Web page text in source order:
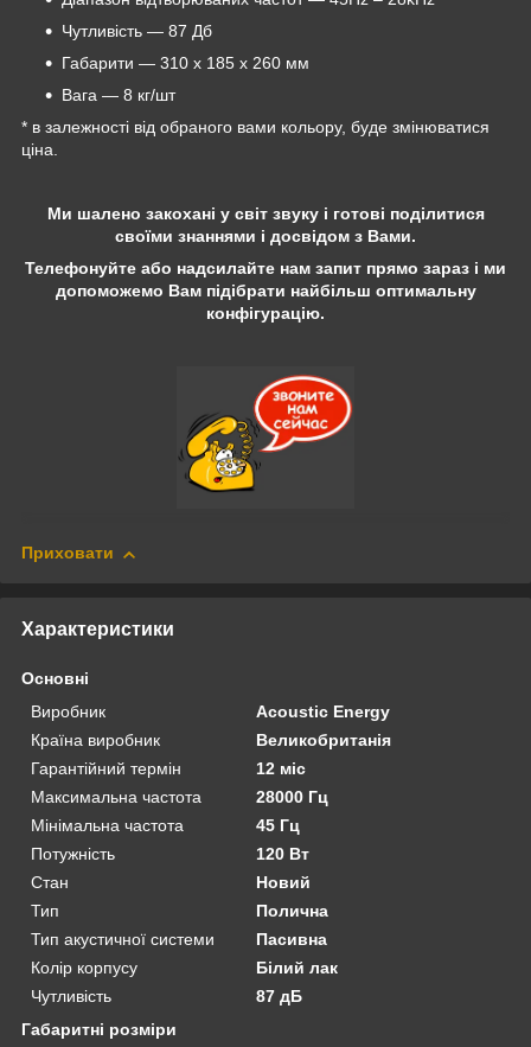
Чутливість — 87 Дб
Габарити — 310 x 185 x 260 мм
Вага — 8 кг/шт
* в залежності від обраного вами кольору, буде змінюватися
ціна.
Ми шалено закохані у світ звуку і готові поділитися
своїми знаннями і досвідом з Вами.
Телефонуйте або надсилайте нам запит прямо зараз і ми
допоможемо Вам підібрати найбільш оптимальну
конфігурацію.
Приховати
Характеристики
Основні
Виробник
Acoustic Energy
Країна виробник
Великобританія
Гарантійний термін
12 міс
Максимальна частота
28000 Гц
Мінімальна частота
45 Гц
Потужність
120 Вт
Стан
Новий
Тип
Полична
Тип акустичної системи
Пасивна
Колір корпусу
Білий лак
Чутливість
87 дБ
Габаритні розміри